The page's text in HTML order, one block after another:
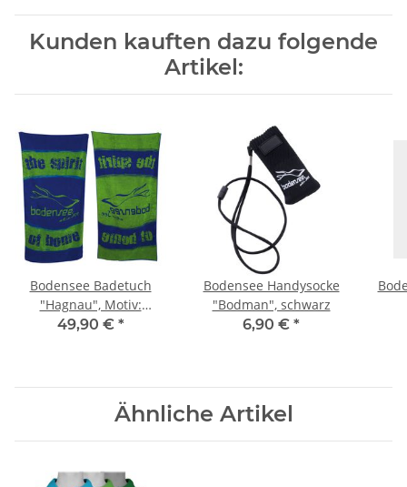
Kunden kauften dazu folgende
Artikel:
Bodensee Badetuch
"Hagnau", Motiv:
Kompass
49,90 € *
Bodensee Handysocke
"Bodman", schwarz
6,90 € *
Ähnliche Artikel